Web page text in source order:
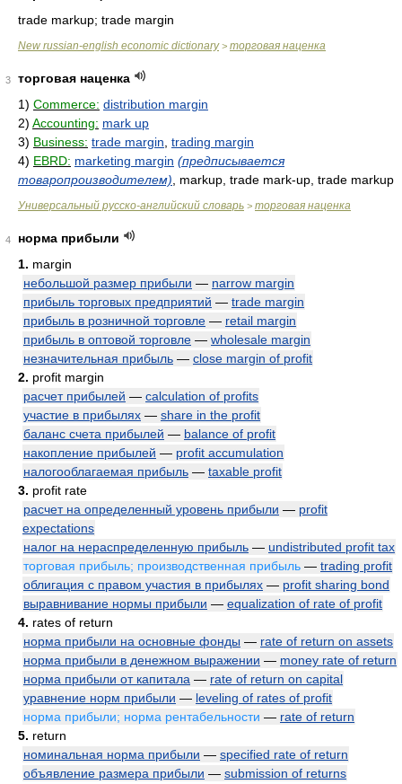
trade markup; trade margin
New russian-english economic dictionary> торговая наценка
3
торговая наценка
1) Commerce: distribution margin
2) Accounting: mark up
3) Business: trade margin trading margin
4) EBRD: marketing margin (предписывается
товаропроизводителем) , markup, trade mark-up, trade markup
Универсальный русско-английский словарь > торговая наценка
4
норма прибыли
1. margin
небольшой размер прибыли — narrow margin
прибыль торговых предприятий — trade margin
прибыль в розничной торговле — retail margin
прибыль в оптовой торговле — wholesale margin
незначительная прибыль — close margin of profit
2. profit margin
расчет прибылей — calculation of profits
участие в прибылях — share in the profit
баланс счета прибылей — balance of profit
накопление прибылей — profit accumulation
налогооблагаемая прибыль — taxable profit
3. profit rate
расчет на определенный уровень прибыли — profit
expectations
налог на нераспределенную прибыль — undistributed profit tax
торговая прибыль; производственная прибыль — trading profit
облигация с правом участия в прибылях — profit sharing bond
выравнивание нормы прибыли — equalization of rate of profit
4. rates of return
норма прибыли на основные фонды — rate of return on assets
норма прибыли в денежном выражении — money rate of return
норма прибыли от капитала — rate of return on capital
уравнение норм прибыли — leveling of rates of profit
норма прибыли; норма рентабельности — rate of return
5. return
номинальная норма прибыли — specified rate of return
объявление размера прибыли — submission of returns